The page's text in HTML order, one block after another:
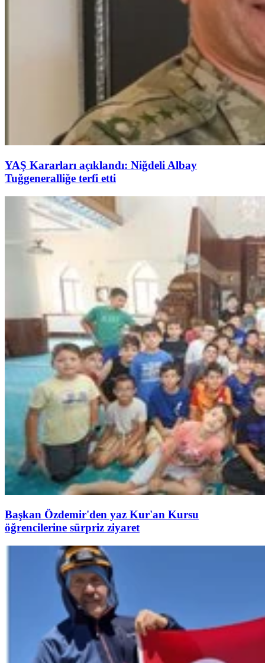
YAŞ Kararları açıklandı: Niğdeli Albay
Tuğgeneralliğe terfi etti
Başkan Özdemir'den yaz Kur'an Kursu
öğrencilerine sürpriz ziyaret